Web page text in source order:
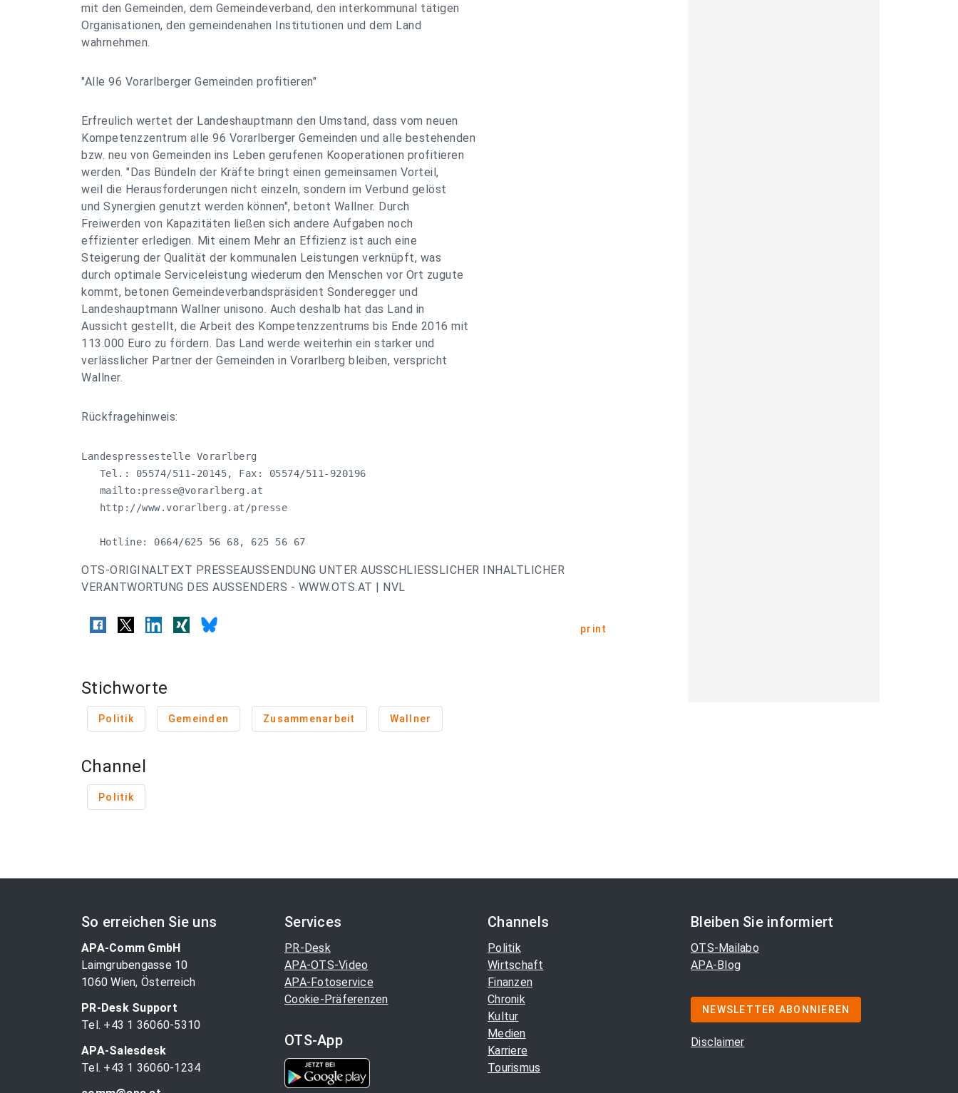
mit den Gemeinden, dem Gemeindeverband, den interkommunal tätigen
Organisationen, den gemeindenahen Institutionen und dem Land
wahrnehmen.
"Alle 96 Vorarlberger Gemeinden profitieren"
Erfreulich wertet der Landeshauptmann den Umstand, dass vom neuen
Kompetenzzentrum alle 96 Vorarlberger Gemeinden und alle bestehenden
bzw. neu von Gemeinden ins Leben gerufenen Kooperationen profitieren
werden. "Das Bündeln der Kräfte bringt einen gemeinsamen Vorteil,
weil die Herausforderungen nicht einzeln, sondern im Verbund gelöst
und Synergien genutzt werden können", betont Wallner. Durch
Freiwerden von Kapazitäten ließen sich andere Aufgaben noch
effizienter erledigen. Mit einem Mehr an Effizienz ist auch eine
Steigerung der Qualität der kommunalen Leistungen verknüpft, was
durch optimale Serviceleistung wiederum den Menschen vor Ort zugute
kommt, betonen Gemeindeverbandspräsident Sonderegger und
Landeshauptmann Wallner unisono. Auch deshalb hat das Land in
Aussicht gestellt, die Arbeit des Kompetenzzentrums bis Ende 2016 mit
113.000 Euro zu fördern. Das Land werde weiterhin ein starker und
verlässlicher Partner der Gemeinden in Vorarlberg bleiben, verspricht
Wallner.
Rückfragehinweis:
Landespressestelle Vorarlberg
   Tel.: 05574/511-20145, Fax: 05574/511-920196
   mailto:
presse@vorarlberg.at
   http://www.vorarlberg.at/presse
   Hotline: 0664/625 56 68, 625 56 67
OTS-ORIGINALTEXT PRESSEAUSSENDUNG UNTER AUSSCHLIESSLICHER INHALTLICHER
VERANTWORTUNG DES AUSSENDERS - WWW.OTS.AT | NVL
print
Stichworte
Politik Gemeinden Zusammenarbeit Wallner
Channel
Politik
So erreichen Sie uns
APA-Comm GmbH
Laimgrubengasse 10
1060 Wien, Österreich
PR-Desk Support
Tel. +43 1 36060-5310
APA-Salesdesk
Tel. +43 1 36060-1234
Services
PR-Desk
APA-OTS-Video
APA-Fotoservice
Cookie-Präferenzen
OTS-App
Channels
Politik
Wirtschaft
Finanzen
Chronik
Kultur
Medien
Karriere
Tourismus
Bleiben Sie informiert
OTS-Mailabo
APA-Blog
NEWSLETTER ABONNIEREN
Disclaimer